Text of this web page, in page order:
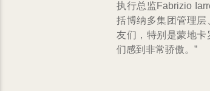
执行总监Fabrizio
括博纳多集团管理
友们，特别是蒙地
们感到非常骄傲。”